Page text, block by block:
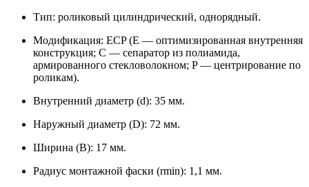
Тип: роликовый цилиндрический, однорядный.
Модификация: ECP (E — оптимизированная внутренняя
конструкция; C — сепаратор из полиамида,
армированного стекловолокном; P — центрирование по
роликам).
Внутренний диаметр (d): 35 мм.
Наружный диаметр (D): 72 мм.
Ширина (B): 17 мм.
Радиус монтажной фаски (rmin​): 1,1 мм.